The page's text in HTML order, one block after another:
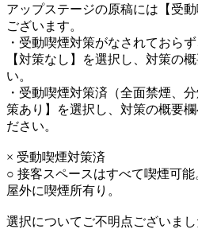
アップステージの原稿には【受
ございます。
・受動喫煙対策がなされておら
【対策なし】を選択し、対策の
い。
・受動喫煙対策済（全面禁煙、
策あり】を選択し、対策の概要
ださい。
× 受動喫煙対策済
○ 接客スペースはすべて喫煙可能
屋外に喫煙所有り。
選択についてご不明点ございまし